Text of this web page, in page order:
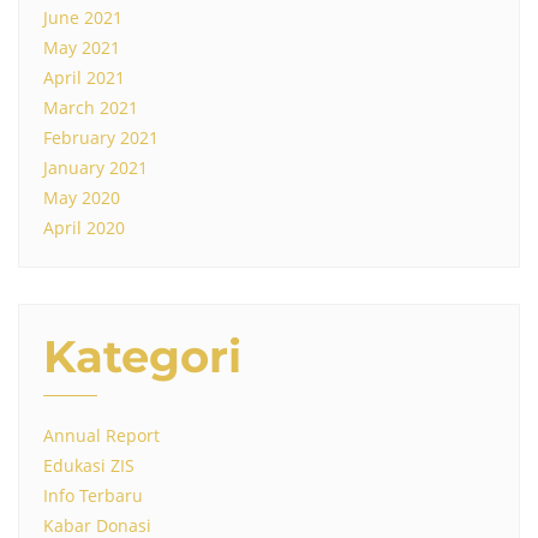
June 2021
May 2021
April 2021
March 2021
February 2021
January 2021
May 2020
April 2020
Kategori
Annual Report
Edukasi ZIS
Info Terbaru
Kabar Donasi